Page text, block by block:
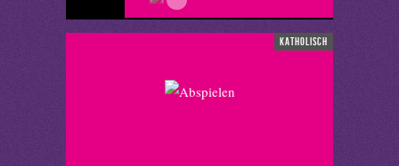
katholisch